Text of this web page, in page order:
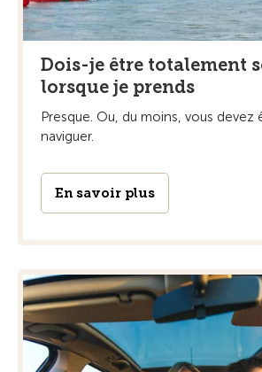
Dois-je être totalement
lorsque je prends
Presque. Ou, du moins, vous devez
naviguer.
En savoir plus